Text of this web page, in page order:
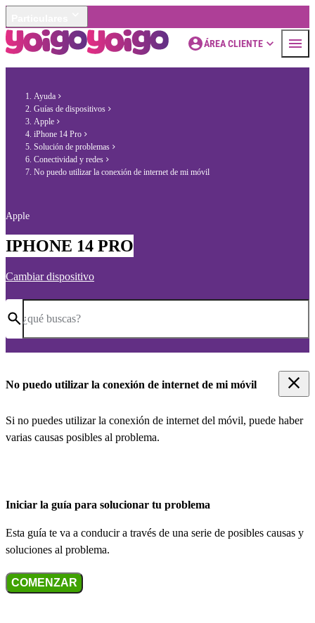
ÁREA CLIENTE
Ayuda
Guías de dispositivos
Apple
iPhone 14 Pro
Solución de problemas
Conectividad y redes
No puedo utilizar la conexión de internet de mi móvil
Apple
IPHONE 14 PRO
Cambiar dispositivo
¿qué buscas?
No puedo utilizar la conexión de internet de mi móvil
Si no puedes utilizar la conexión de internet del móvil, puede haber
varias causas posibles al problema.
Iniciar la guía para solucionar tu problema
Esta guía te va a conducir a través de una serie de posibles causas y
soluciones al problema.
COMENZAR